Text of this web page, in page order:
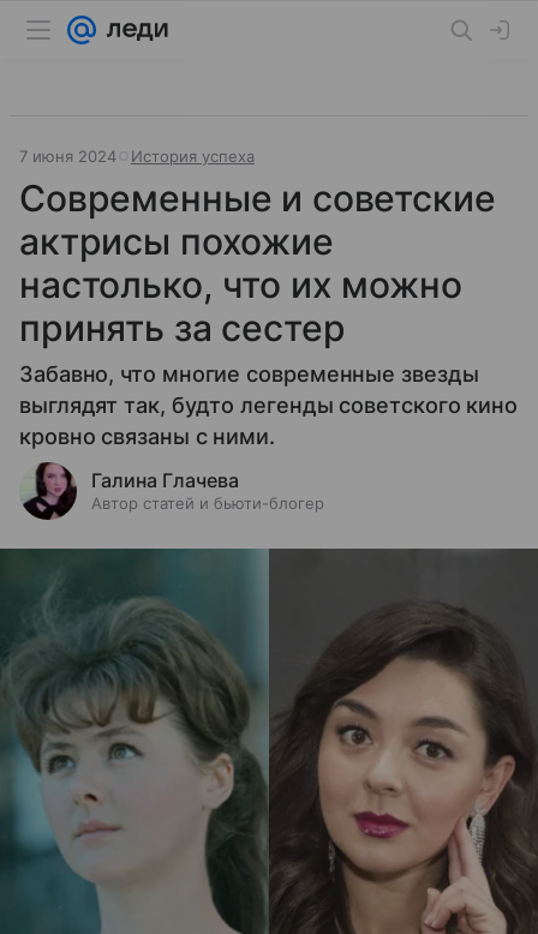
7 июня 2024 История успеха
Современные и советские
актрисы похожие
настолько, что их можно
принять за сестер
Забавно, что многие современные звезды
выглядят так, будто легенды советского кино
кровно связаны с ними.
Галина Глачева
Автор статей и бьюти-блогер